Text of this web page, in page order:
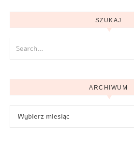
SZUKAJ
ARCHIWUM